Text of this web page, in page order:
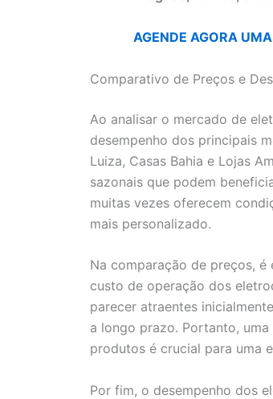
AGENDE AGORA
Comparativo de Preços e
Ao analisar o mercado de
desempenho dos principais
Luiza, Casas Bahia e Lojas
sazonais que podem
muitas vezes oferecem
mais personalizado.
Na comparação de preços,
custo de operação dos
parecer atraentes
a longo prazo. Portanto,
produtos é crucial para uma
Por fim, o desempenho dos